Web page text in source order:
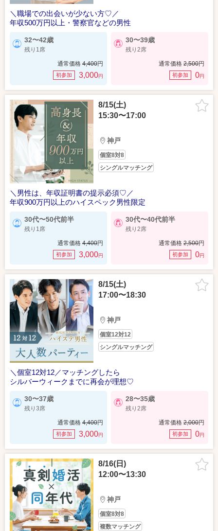
＼職場での出会いが少ない方♡／
年収500万円以上・警察官などの男性
32〜42歳
残り1席
通常価格 4,400円
初参加 3,000円
30〜39歳
残り2席
通常価格 2,500円
初参加 0円
8/15(土)
15:30〜17:00
神戸
個室8対8
シングルマッチング
＼男性は、年収証明書の提示必須♡／
年収900万円以上のハイスペック男性限定
30代〜50代前半
残り1席
通常価格 4,400円
初参加 3,000円
30代〜40代前半
残り2席
通常価格 2,500円
初参加 0円
8/15(土)
17:00〜18:30
神戸
個室12対12
シングルマッチング
＼個室12対12／マッチングしたら
シルバーウィークまでに再会が理想♡
30〜37歳
残り3席
通常価格 4,400円
初参加 3,000円
28〜35歳
残り2席
通常価格 2,000円
初参加 0円
8/16(日)
12:00〜13:30
神戸
個室8対8
複数マッチング